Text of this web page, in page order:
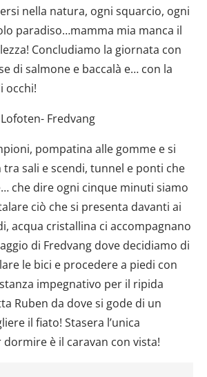
nella natura, ogni squarcio, ogni
paradiso…mamma mia manca il
Concludiamo la giornata con
di salmone e baccalà e… con la
occhi!
Fredvang
pompatina alle gomme e si
tra sali e scendi, tunnel e ponti che
che dire ogni cinque minuti siamo
ciò che si presenta davanti ai
acqua cristallina ci accompagnano
di Fredvang dove decidiamo di
le bici e procedere a piedi con
impegnativo per il ripida
Ruben da dove si gode di un
il fiato! Stasera l’unica
è il caravan con vista!